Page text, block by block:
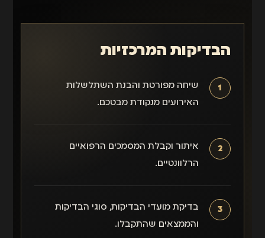
הבדיקות המרכזיות
שיחה מפורטת והבנת השתלשלות
האירועים מנקודת מבטכם.
איתור וקבלת המסמכים הרפואיים
הרלוונטיים.
בדיקת מועדי הבדיקות, סוגי הבדיקות
והממצאים שהתקבלו.